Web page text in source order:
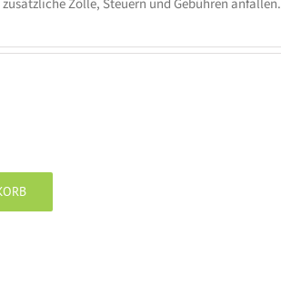
Zölle, Steuern und Gebühren anfallen.